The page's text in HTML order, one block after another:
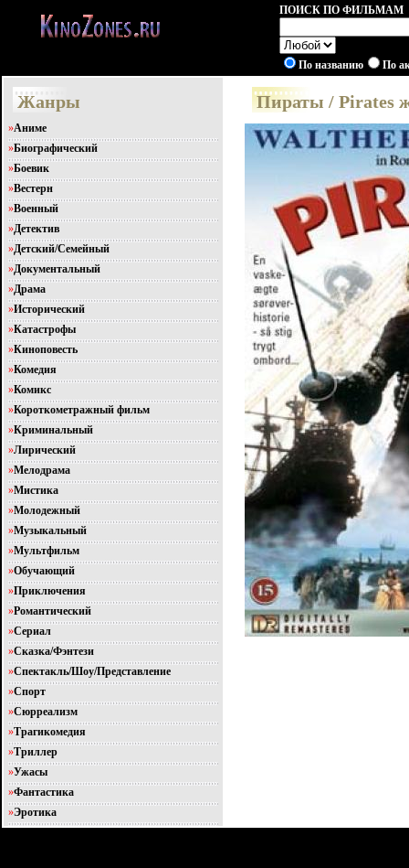
ПОИСК ПО ФИЛЬМАМ
По названию По
Жанры
»Аниме
»Биографический
»Боевик
»Вестерн
»Военный
»Детектив
»Детский/Семейный
»Документальный
»Драма
»Исторический
»Катастрофы
»Киноповесть
»Комедия
»Комикс
»Короткометражный фильм
»Криминальный
»Лирический
»Мелодрама
»Мистика
»Молодежный
»Музыкальный
»Мультфильм
»Обучающий
»Приключения
»Романтический
»Сериал
»Сказка/Фэнтези
»Спектакль/Шоу/Представление
»Спорт
»Сюрреализм
»Трагикомедия
»Триллер
»Ужасы
»Фантастика
»Эротика
Пираты / Pirates